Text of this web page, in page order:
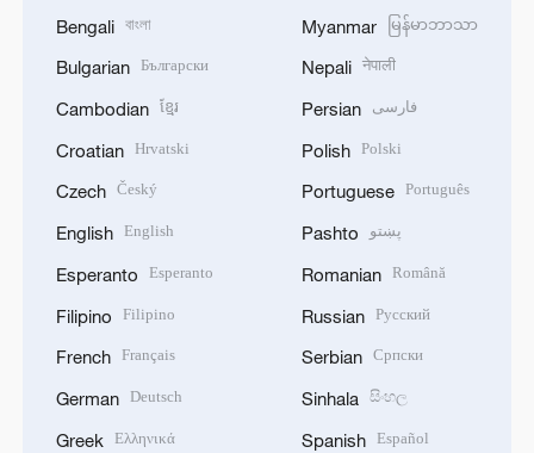
Bengali বাংলা
Bulgarian Български
Cambodian ខ្មែរ
Croatian Hrvatski
Czech Český
English English
Esperanto Esperanto
Filipino Filipino
French Français
German Deutsch
Greek Ελληνικά
Myanmar မြန်မာဘာသာ
Nepali नेपाली
Persian فارسی
Polish Polski
Portuguese Português
Pashto پښتو
Romanian Română
Russian Русский
Serbian Српски
Sinhala සිංහල
Spanish Español